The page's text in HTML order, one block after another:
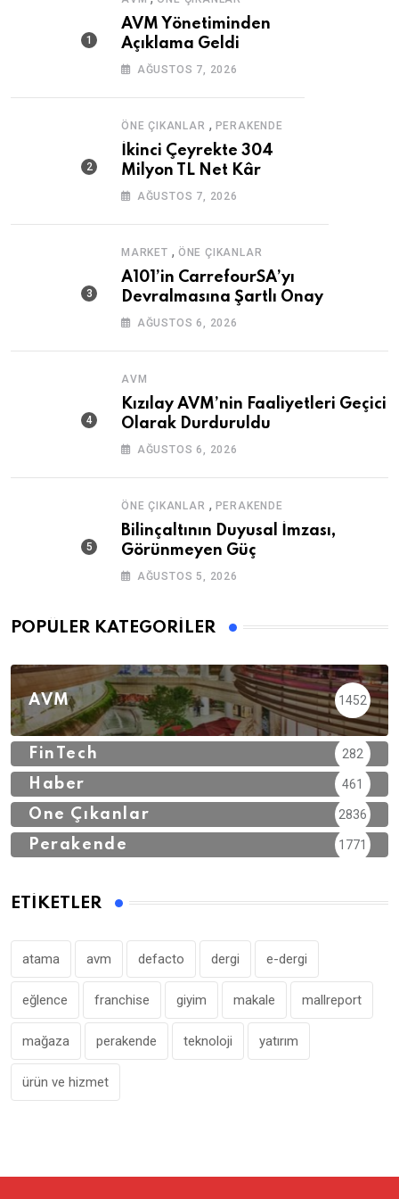
AVM Yönetiminden
Açıklama Geldi
AĞUSTOS 7, 2026
ÖNE ÇIKANLAR , PERAKENDE
İkinci Çeyrekte 304
Milyon TL Net Kâr
AĞUSTOS 7, 2026
MARKET , ÖNE ÇIKANLAR
A101’in CarrefourSA’yı
Devralmasına Şartlı Onay
AĞUSTOS 6, 2026
AVM
Kızılay AVM’nin Faaliyetleri Geçici
Olarak Durduruldu
AĞUSTOS 6, 2026
ÖNE ÇIKANLAR , PERAKENDE
Bilinçaltının Duyusal İmzası,
Görünmeyen Güç
AĞUSTOS 5, 2026
POPÜLER KATEGORILER
AVM 1452
FinTech 282
Haber 461
Öne Çıkanlar 2836
Perakende 1771
ETIKETLER
atama avm defacto dergi e-dergi
eğlence franchise giyim makale mallreport
mağaza perakende teknoloji yatırım
ürün ve hizmet